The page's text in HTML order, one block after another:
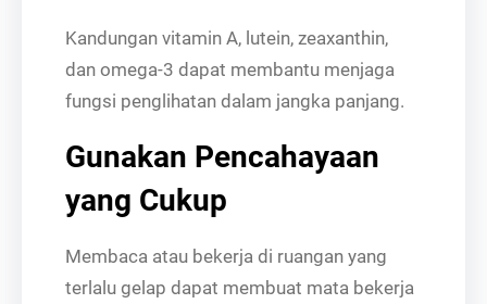
Kandungan vitamin A, lutein, zeaxanthin,
dan omega-3 dapat membantu menjaga
fungsi penglihatan dalam jangka panjang.
Gunakan Pencahayaan
yang Cukup
Membaca atau bekerja di ruangan yang
terlalu gelap dapat membuat mata bekerja